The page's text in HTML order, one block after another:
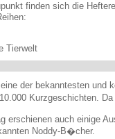
finden sich die
Tierwelt
der bekanntesten und
Kurzgeschichten.
erschienen auch einige
Noddy-B�cher.